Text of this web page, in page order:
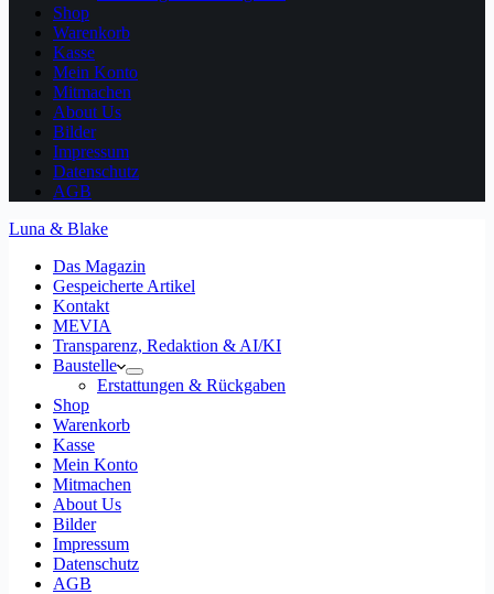
Shop
Warenkorb
Kasse
Mein Konto
Mitmachen
About Us
Bilder
Impressum
Datenschutz
AGB
Luna & Blake
Das Magazin
Gespeicherte Artikel
Kontakt
MEVIA
Transparenz, Redaktion & AI/KI
Baustelle
Erstattungen & Rückgaben
Shop
Warenkorb
Kasse
Mein Konto
Mitmachen
About Us
Bilder
Impressum
Datenschutz
AGB